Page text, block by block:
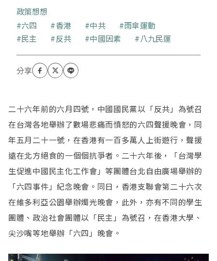
理由。
政策想想
關鍵字
六四 香港 中共
雨傘運動
民主
反共 中國因素 八九民運
二十六年前的六月四號，中國國民黨以「反共」為號召
在台灣各地舉辦了數場悲痛而憤怒的六四聲援晚會，同
年五月二十一號，在香港有一百多萬人上街遊行，聲援
遠在北方絕食的一個個抗爭者。二十六年後，「台灣學
生促進中國民主化工作會」等團體台北自由廣場舉辦的
「六四事件」紀念晚會。同日，香港支聯會第二十六次
在維多利亞公園舉辦燭光晚會，此外，亦有不同的學生
團體、政治社會團體以「民主」為號召，在香港大學、
尖沙嘴等地舉辦「六四」晚會。